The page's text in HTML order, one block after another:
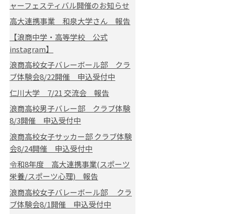
ャーフェスティバル開催のお知らせ
高大連携事業 和泉大学さん 報告
【浪商中学・高等学校 公式
instagram】
浪商高校女子バレーボール部 クラ
ブ体験会8/22開催 申込受付中
仁川大学 7/21 交流会 報告
浪商高校男子バレー部 クラブ体験
8/3開催 申込受付中
浪商高校女子サッカー部 クラブ体験
会8/24開催 申込受付中
令和8年度 高大連携事業(スポーツ
栄養/スポーツ心理) 報告
浪商高校女子バレーボール部 クラ
ブ体験会8/1開催 申込受付中